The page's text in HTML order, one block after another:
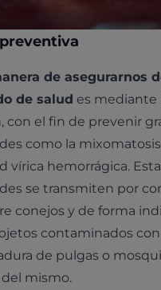
de asegurarnos
de salud es mediante
con el fin de prevenir
como la mixomatosis
vírica hemorrágica.
se transmiten por
conejos y de forma
contaminados
de pulgas o
mismo.